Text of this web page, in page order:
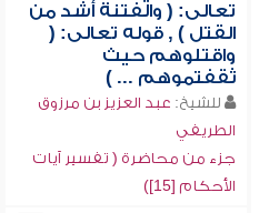
تعالى: ( والفتنة أشد من
القتل ) , قوله تعالى: (
واقتلوهم حيث
ثقفتموهم ... )
للشيخ: عبد العزيز بن مرزوق
الطريفي
جزء من محاضرة ( تفسير آيات
الأحكام [15])